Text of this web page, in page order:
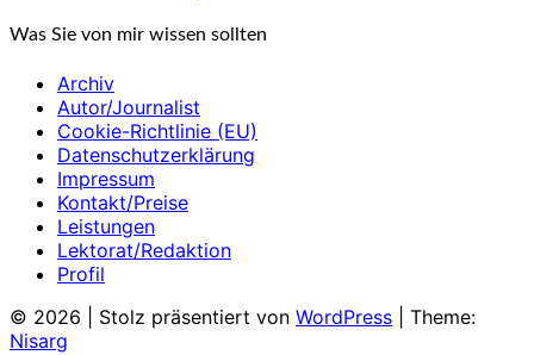
Was Sie von mir wissen sollten
Archiv
Autor/Journalist
Cookie-Richtlinie (EU)
Datenschutzerklärung
Impressum
Kontakt/Preise
Leistungen
Lektorat/Redaktion
Profil
© 2026
Stolz präsentiert von WordPress
Theme:
Nisarg